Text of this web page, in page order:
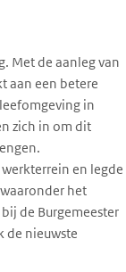
Met de aanleg van
aan een betere
in
zich in om dit
en legde
het
de Burgemeester
de nieuwste